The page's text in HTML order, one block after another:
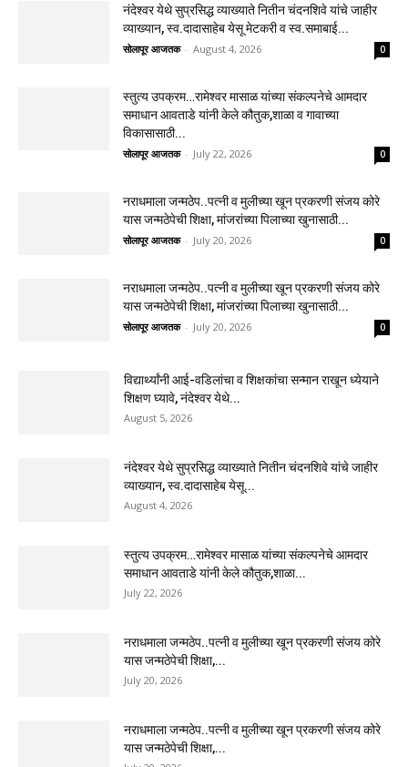
नंदेश्वर येथे सुप्रसिद्ध व्याख्याते नितीन चंदनशिवे यांचे जाहीर
व्याख्यान, स्व.दादासाहेब येसू मेटकरी व स्व.समाबाई...
सोलापूर आजतक - August 4, 2026 0
स्तुत्य उपक्रम…रामेश्वर मासाळ यांच्या संकल्पनेचे आमदार
समाधान आवताडे यांनी केले कौतुक,शाळा व गावाच्या
विकासासाठी...
सोलापूर आजतक - July 22, 2026 0
नराधमाला जन्मठेप..पत्नी व मुलीच्या खून प्रकरणी संजय कोरे
यास जन्मठेपेची शिक्षा, मांजरांच्या पिलाच्या खुनासाठी...
सोलापूर आजतक - July 20, 2026 0
नराधमाला जन्मठेप..पत्नी व मुलीच्या खून प्रकरणी संजय कोरे
यास जन्मठेपेची शिक्षा, मांजरांच्या पिलाच्या खुनासाठी...
सोलापूर आजतक - July 20, 2026 0
विद्यार्थ्यांनी आई-वडिलांचा व शिक्षकांचा सन्मान राखून ध्येयाने
शिक्षण घ्यावे, नंदेश्वर येथे...
August 5, 2026
नंदेश्वर येथे सुप्रसिद्ध व्याख्याते नितीन चंदनशिवे यांचे जाहीर
व्याख्यान, स्व.दादासाहेब येसू...
August 4, 2026
स्तुत्य उपक्रम…रामेश्वर मासाळ यांच्या संकल्पनेचे आमदार
समाधान आवताडे यांनी केले कौतुक,शाळा...
July 22, 2026
नराधमाला जन्मठेप..पत्नी व मुलीच्या खून प्रकरणी संजय कोरे
यास जन्मठेपेची शिक्षा,...
July 20, 2026
नराधमाला जन्मठेप..पत्नी व मुलीच्या खून प्रकरणी संजय कोरे
यास जन्मठेपेची शिक्षा,...